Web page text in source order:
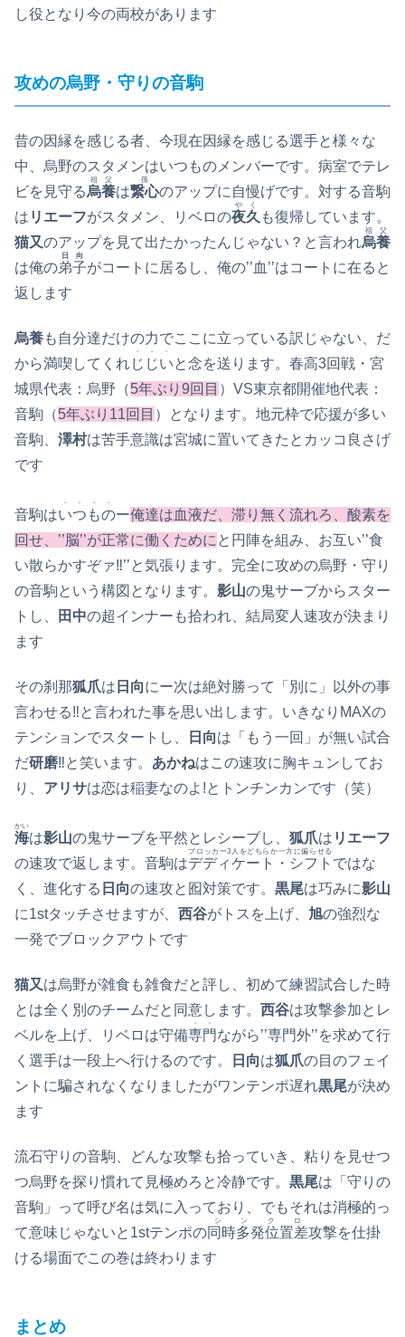
し役となり今の両校があります
攻めの烏野・守りの音駒
昔の因縁を感じる者、今現在因縁を感じる選手と様々な
中、烏野のスタメンはいつものメンバーです。病室でテレ
ビを見守る烏養
祖父
は繋心
孫
のアップに自慢げです。対する音駒
は リエーフがスタメン、リベロの夜久
やく
も復帰しています。
猫又のアップを見て出たかったんじゃない？と言われ烏養
祖父
は俺の弟子
日向
がコートに居るし、俺の’’血’’はコートに在ると
返します
烏養も自分達だけの力でここに立っている訳じゃない、だ
から満喫してくれじじい
・・・
と念を送ります。春高3回戦・宮
城県代表：烏野（5年ぶり9回目 ）VS東京都開催地代表：
音駒（5年ぶり11回目 ）となります。地元枠で応援が多い
音駒、 澤村は苦手意識は宮城に置いてきたとカッコ良さげ
です
音駒はいつもの
・・・・
ー俺達は血液だ、滞り無く流れろ、酸素を
回せ、’’脳’’が正常に働くために と円陣を組み、お互い’’食
い散らかすぞァ‼’’と気張ります。完全に攻めの烏野・守り
の音駒という構図となります。 影山の鬼サーブからスター
トし、
田中の超インナーも拾われ、結局変人速攻が決まり
ます
その刹那狐爪は 日向にー次は絶対勝って「別に」以外の事
言わせる‼と言われた事を思い出します。いきなりMAXの
テンションでスタートし、
日向は「もう一回」が無い試合
だ研磨‼と笑います。 あかねはこの速攻に胸キュンしてお
り、 アリサは恋は稲妻なのよ!とトンチンカンです（笑）
海
かい
は影山の鬼サーブを平然とレシーブし、 狐爪は リエーフ
の速攻で返します。音駒はデディケート・シフト
ブロッカー3人をどちらか一方に偏らせる
ではな
く、進化する 日向の速攻と囮対策です。 黒尾は巧みに影山
に1stタッチさせますが、 西谷がトスを上げ、 旭の強烈な
一発でブロックアウトです
猫又 は烏野が雑食も雑食だと評し、初めて練習試合した時
とは全く別のチームだと同意します。 西谷は攻撃参加とレ
ベルを上げ、リベロは守備専門
・・
ながら’’専門外’’を求めて行
く選手は一段上へ行けるのです。
日向は狐爪の目のフェイ
ントに騙されなくなりましたがワンテンポ遅れ黒尾が決め
ます
流石守りの音駒、どんな攻撃も拾っていき、粘りを見せつ
つ烏野を探り慣れて見極めろと冷静です。 黒尾は「守りの
音駒」って呼び名は気に入っており、でもそれは消極的っ
て意味じゃないと1stテンポの同時多発位置差
シンクロ
攻撃を仕掛
ける場面でこの巻は終わります
まとめ